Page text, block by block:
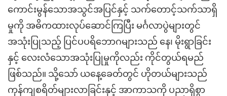
ကောင်းမွန်သောအသွင်အပြင်နှင့် သက်တောင့်သက်သာရှိ
မှုကို အဓိကထားလုပ်ဆောင်ကြပြီး မင်္ဂလာပွဲများတွင်
အသုံးပြုသည့် ပြင်ပပရိဘောဂများသည် နေ၊ မိုးရွာခြင်း
နှင့် လေးလံသောအသုံးပြုမှုကိုလည်း ကိုင်တွယ်ရမည်
ဖြစ်သည်။ သို့သော် ယနေ့ခေတ်တွင် ဟိုတယ်များသည်
ကုန်ကျစရိတ်များလာခြင်းနှင့် အာကာသကို ပညာရှိစွာ